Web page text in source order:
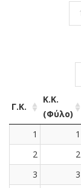
Γ.Κ.
Κ.Κ.
(Φύλο)
1 1
2
2
3
3